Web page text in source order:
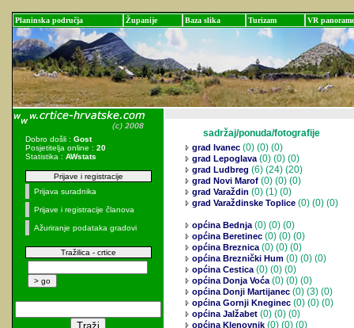
Planinska područja Županije Baza slika Turizam VR panorame
Dobro došli : Gost
Posjetitelja online : 20
Statistika : AWstats
Prijave i registracije
Prijava suradnika
Prijave i registracije članova
Ažuriranje podataka gradovi
Tražilica - crtice
sadržaj/ponuda/fotografije
grad Ivanec (0) (0) (0)
grad Lepoglava(0) (0) (0)
grad Ludbreg (6) (24) (20)
grad Novi Marof (0) (0) (0)
grad Varaždin (0) (1) (0)
grad Varaždinske Toplice (0) (0) (0)
općina Bednja(0) (0) (0)
općina Beretinec (0) (0) (0)
općina Breznica(0) (0) (0)
općina Breznički Hum (0) (0) (0)
općina Cestica(0) (0) (0)
općina Donja Voća(0) (0) (0)
općina Donji Martijanec (0) (3) (0)
općina Gornji Kneginec (0) (0) (0)
općina Jalžabet (0) (0) (0)
općina Klenovnik (0) (0) (0)